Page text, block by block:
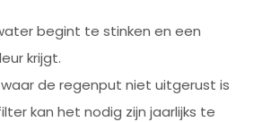
begint te stinken en een
krijgt.
de regenput niet uitgerust is
kan het nodig zijn jaarlijks te